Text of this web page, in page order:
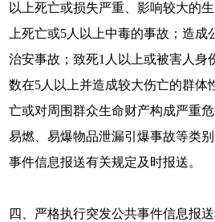
以上死亡或损失严重、影响较大的
上死亡或5人以上中毒的事故；造成
治安事故；致死1人以上或被害人身
数在5人以上并造成较大伤亡的群体
亡或对周围群众生命财产构成严重
易燃、易爆物品泄漏引爆事故等类
事件信息报送有关规定及时报送。
四、严格执行突发公共事件信息报